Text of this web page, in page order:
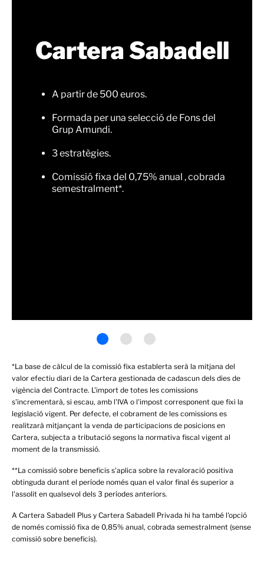
Cartera Sabadell
A partir de 500 euros.
Formada per una selecció de Fons del
Grup Amundi.
3 estratègies.
Comissió fixa del 0,75% anual , cobrada
semestralment*.
*La base de càlcul de la comissió fixa establerta serà la mitjana del
valor efectiu diari de la Cartera gestionada de cadascun dels dies de
vigència del Contracte. L'import de totes les comissions
s'incrementarà, si escau, amb l'IVA o l'impost corresponent que fixi la
legislació vigent. Per defecte, el cobrament de les comissions es
realitzarà mitjançant la venda de participacions de posicions en
Cartera, subjecta a tributació segons la normativa fiscal vigent al
moment de la transmissió.
**La comissió sobre beneficis s'aplica sobre la revaloració positiva
obtinguda durant el període només quan el valor final és superior a
l'assolit en qualsevol dels 3 períodes anteriors.
A Cartera Sabadell Plus y Cartera Sabadell Privada hi ha també l'opció
de només comissió fixa de 0,85% anual, cobrada semestralment (sense
comissió sobre beneficis).